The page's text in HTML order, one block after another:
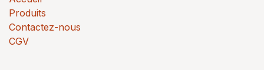
Produits
Contactez-nous
CGV